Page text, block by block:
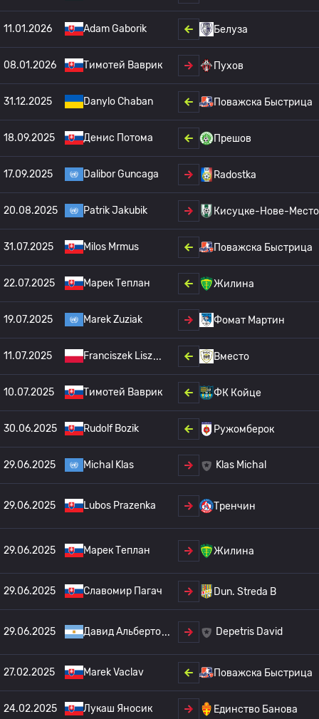
11.01.2026 Adam Gaborik Белуза
08.01.2026 Тимотей Ваврик Пухов
31.12.2025 Danylo Chaban Поважска Быстрица
18.09.2025 Денис Потома Прешов
17.09.2025 Dalibor Guncaga Radostka
20.08.2025 Patrik Jakubik Кисуцке-Нове-Место
31.07.2025 Milos Mrmus Поважска Быстрица
22.07.2025 Марек Теплан Жилина
19.07.2025 Marek Zuziak Фомат Мартин
11.07.2025 Franciszek Lisz Вместо
10.07.2025 Тимотей Ваврик ФК Койце
30.06.2025 Rudolf Bozik Ружомберок
29.06.2025 Michal Klas Klas Michal
29.06.2025 Lubos Prazenka Тренчин
29.06.2025 Марек Теплан Жилина
29.06.2025 Славомир Пагач Dun. Streda B
29.06.2025 Давид Альберто Depetris David
27.02.2025 Marek Vaclav Поважска Быстрица
24.02.2025 Лукаш Яносик Единство Банова